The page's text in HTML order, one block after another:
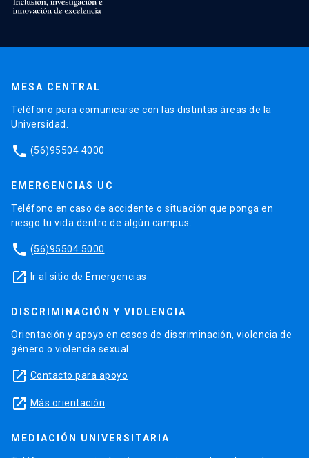
MESA CENTRAL
Teléfono para comunicarse con las distintas áreas de la
Universidad.
phone (56)95504 4000
EMERGENCIAS UC
Teléfono en caso de accidente o situación que ponga en
riesgo tu vida dentro de algún campus.
phone (56)95504 5000
launch Ir al sitio de Emergencias
DISCRIMINACIÓN Y VIOLENCIA
Orientación y apoyo en casos de discriminación, violencia de
género o violencia sexual.
launch Contacto para apoyo
launch Más orientación
MEDIACIÓN UNIVERSITARIA